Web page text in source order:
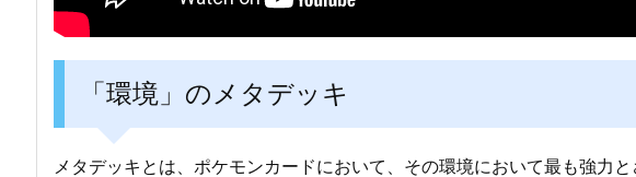
「環境」のメタデッキ
メタデッキとは、ポケモンカードにおいて、その環境において最も強力と